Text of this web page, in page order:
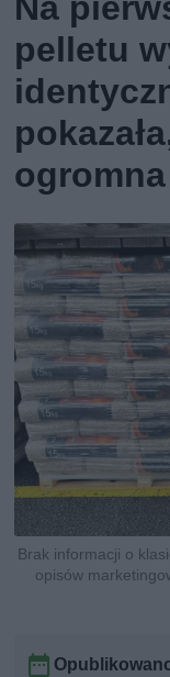
pelletu
ogromna
Brak informacji o
opisów